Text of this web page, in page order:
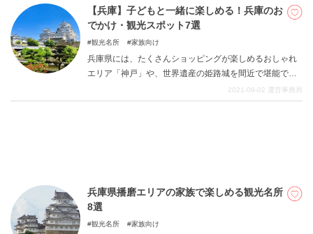
パワーをチャージしてみてはいかがでしょうか。
【兵庫】子どもと一緒に楽しめる！兵庫のお
でかけ・観光スポット7選
観光名所 家族向け
兵庫県には、たくさんショッピングが楽しめるおしゃれ
エリア「神戸」や、世界遺産の姫路城を間近で堪能でき
る「姫路」エリアなどたくさんの観光スポットがたくさ
んあります。しかし、お子様がいる家庭では、子どもも
2021-09-02 運営事務局
兵庫県播磨エリアの家族で楽しめる観光名所
8選
観光名所 家族向け